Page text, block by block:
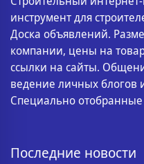
инструмент для
Доска объявлений.
компании, цены на
ссылки на сайты.
ведение личных блогов
Специально
Последние новости